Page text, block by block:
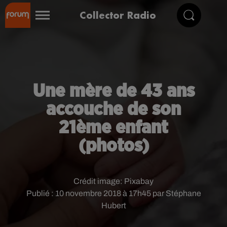
Collector Radio
Une mère de 43 ans
accouche de son
21ème enfant
(photos)
Publié : 10 novembre 2018 à 17h45 par Stéphane
Hubert
Crédit image: Pixabay